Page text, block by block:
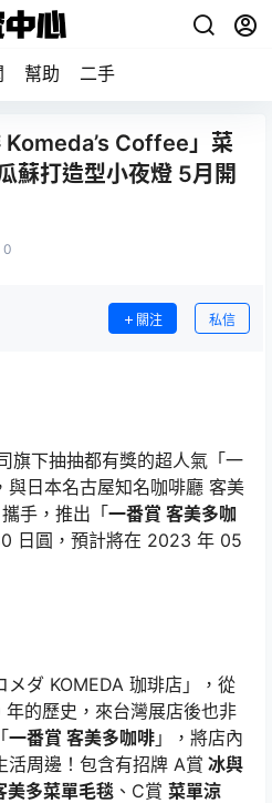
幫助 二手
Komeda’s Coffee」菜
蘇打造型小夜燈 5月開
0
關注 私信
旗下抽抽都有獎的超人氣「一
與日本名古屋知名咖啡廳 客美
手，推出「一番賞 客美多咖
日圓，預計將在 2023 年 05
ダ KOMEDA 珈琲店」，從
的歷史，來台灣展店後也非
一番賞 客美多咖啡 」，將店內
活周邊！包含有招牌 A賞 冰與
美多菜單毛毯 、C賞 菜單涼